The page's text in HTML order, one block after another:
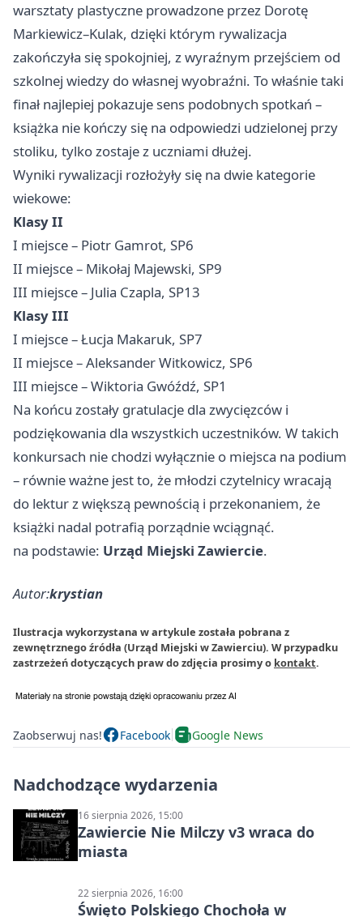
warsztaty plastyczne prowadzone przez Dorotę
Markiewicz–Kulak, dzięki którym rywalizacja
zakończyła się spokojniej, z wyraźnym przejściem od
szkolnej wiedzy do własnej wyobraźni. To właśnie taki
finał najlepiej pokazuje sens podobnych spotkań –
książka nie kończy się na odpowiedzi udzielonej przy
stoliku, tylko zostaje z uczniami dłużej.
Wyniki rywalizacji rozłożyły się na dwie kategorie
wiekowe:
Klasy II
I miejsce – Piotr Gamrot, SP6
II miejsce – Mikołaj Majewski, SP9
III miejsce – Julia Czapla, SP13
Klasy III
I miejsce – Łucja Makaruk, SP7
II miejsce – Aleksander Witkowicz, SP6
III miejsce – Wiktoria Gwóźdź, SP1
Na końcu zostały gratulacje dla zwycięzców i
podziękowania dla wszystkich uczestników. W takich
konkursach nie chodzi wyłącznie o miejsca na podium
– równie ważne jest to, że młodzi czytelnicy wracają
do lektur z większą pewnością i przekonaniem, że
książki nadal potrafią porządnie wciągnąć.
na podstawie: Urząd Miejski Zawiercie.
Autor:krystian
Ilustracja wykorzystana w artykule została pobrana z
zewnętrznego źródła (Urząd Miejski w Zawierciu). W przypadku
zastrzeżeń dotyczących praw do zdjęcia prosimy o kontakt.
Zaobserwuj nas! Facebook Google News
Nadchodzące wydarzenia
16 sierpnia 2026, 15:00
Zawiercie Nie Milczy v3 wraca do
miasta
22 sierpnia 2026, 16:00
Święto Polskiego Chochoła w